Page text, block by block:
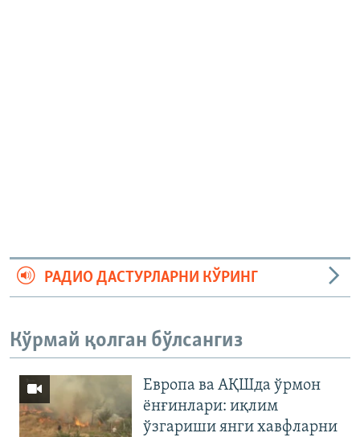
РАДИО ДАСТУРЛАРНИ КЎРИНГ
Кўрмай қолган бўлсангиз
Европа ва АҚШда ўрмон
ёнғинлари: иқлим
ўзгариши янги хавфларни